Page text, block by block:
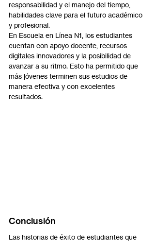
responsabilidad y el manejo del tiempo,
habilidades clave para el futuro académico
y profesional.
En Escuela en Línea N1, los estudiantes
cuentan con apoyo docente, recursos
digitales innovadores y la posibilidad de
avanzar a su ritmo. Esto ha permitido que
más jóvenes terminen sus estudios de
manera efectiva y con excelentes
resultados.
Conclusión
Las historias de éxito de estudiantes que